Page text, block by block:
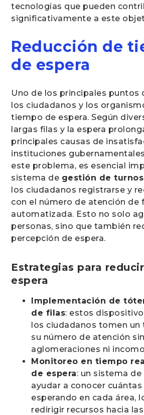
tecnologías que pueden
significativamente a este
Reducción de
de espera
Uno de los principales puntos
los ciudadanos y los
tiempo de espera. Según
largas filas y la espera
principales causas de
instituciones
este problema, es esencial
sistema de gestión de turnos
los ciudadanos registrarse y
con el número de atención de
automatizada. Esto no solo
personas, sino que también
percepción de espera.
Estrategias para
espera
Implementación de
de filas: estos
los ciudadanos tomen un
su número de atención sin
aglomeraciones ni
Monitoreo en tiempo
de espera: un sistema
ayudar a conocer
esperando en cada área,
redirigir recursos hacia